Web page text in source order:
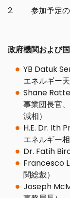
2. 参加予定のソ
政府機関および
YB Datuk
エネルギー
Shane
事業団長官
減相）
H.E. Dr. Ith
エネルギー相
Dr. Fatih
Francesco
関総裁）
Joseph